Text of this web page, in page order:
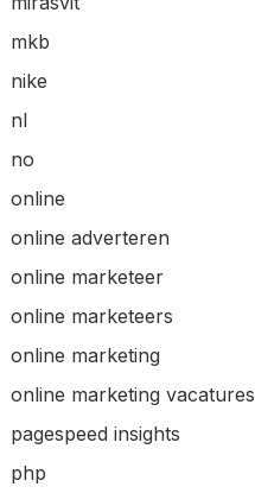
mkb
nike
nl
no
online
online adverteren
online marketeer
online marketeers
online marketing
online marketing vacatures
pagespeed insights
php